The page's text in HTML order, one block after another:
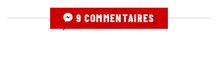
9 COMMENTAIRES